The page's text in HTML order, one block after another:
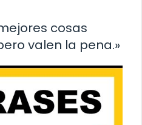
cosas
valen la pena.»